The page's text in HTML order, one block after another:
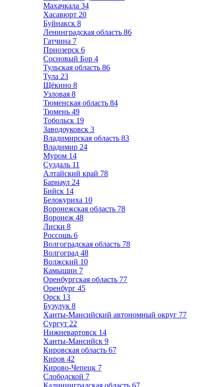
Махачкала 34
Хасавюрт 20
Буйнакск 8
Ленинградская область 86
Гатчина 7
Приозерск 6
Сосновый Бор 4
Тульская область 86
Тула 23
Щёкино 8
Узловая 8
Тюменская область 84
Тюмень 49
Тобольск 19
Заводоуковск 3
Владимирская область 83
Владимир 24
Муром 14
Суздаль 11
Алтайский край 78
Барнаул 24
Бийск 14
Белокуриха 10
Воронежская область 78
Воронеж 48
Лиски 8
Россошь 6
Волгоградская область 78
Волгоград 48
Волжский 10
Камышин 7
Оренбургская область 77
Оренбург 45
Орск 13
Бузулук 8
Ханты-Мансийский автономный округ 77
Сургут 22
Нижневартовск 14
Ханты-Мансийск 9
Кировская область 67
Киров 42
Кирово-Чепецк 7
Слободской 7
Калининградская область 67